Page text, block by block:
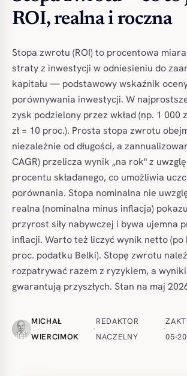
ROI, realna i roczna
Stopa zwrotu (ROI) to procentowa
straty z inwestycji w odniesieniu do
kapitału — podstawowy wskaźnik
porównywania inwestycji. W
zysk podzielony przez wkład (np. 1 000
zł = 10 proc.). Prosta stopa zwrotu
niezależnie od długości, a
CAGR) przelicza wynik „na rok" z
procentu składanego, co umożliwia
porównania. Stopa nominalna nie
realna (nominalna minus inflacja)
przyrost siły nabywczej i bywa ujemna
inflacji. Warto też liczyć wynik netto (po
proc. podatku Belki). Stopę zwrotu
rozpatrywać razem z ryzykiem, a
gwarantują przyszłych. Stan na maj
MICHAŁ
WIERCIMOK
·
REDAKTOR
NACZELNY
·
05-